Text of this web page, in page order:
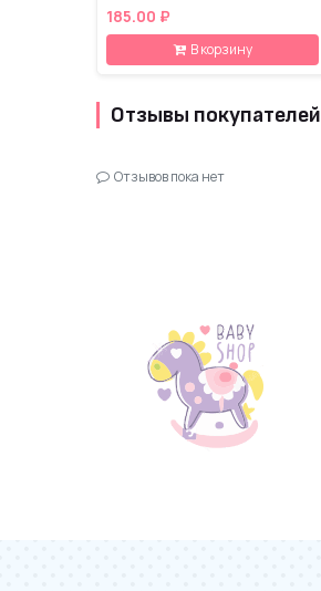
185.00 ₽
В корзину
Отзывы покупателей
Отзывов пока нет